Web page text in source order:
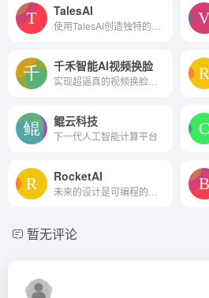
TalesAI
千禾智能AI视频换脸
鲲云科技
下一代人工智能计算平台
RocketAI
暂无评论